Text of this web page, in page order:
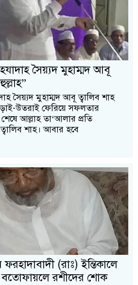
সৈয়্যদ মুহাম্মদ আবূ
সৈয়্যদ মুহাম্মদ আবূ ত্বালিব শাহ
উতরাই ফেরিয়ে সফলতার
আল্লাহ তা‘আলার প্রতি
শাহ। আবার হবে
(রাঃ) ইন্তিকালে
রশীদের শোক